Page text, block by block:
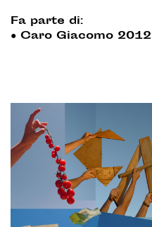
Fa parte di:
● Caro Giacomo 2012